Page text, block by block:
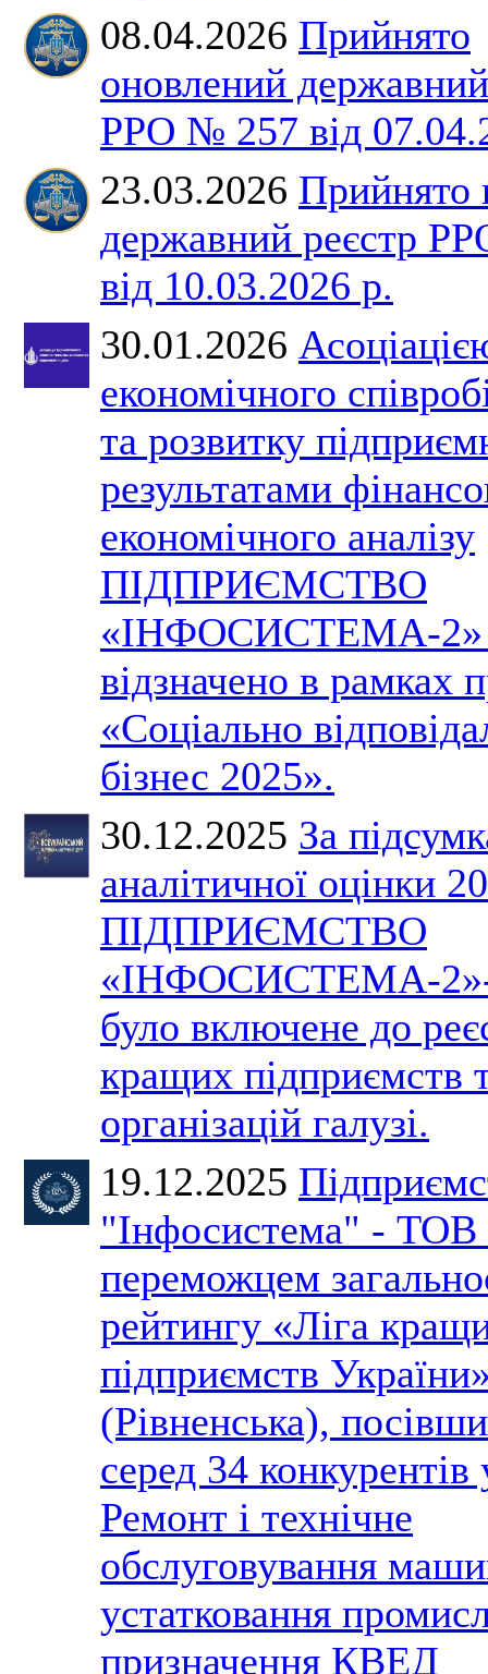
08.04.2026 Прийнято
оновлений
РРО № 257 від
23.03.2026 Прийнято
державний реєстр
від 10.03.2026 р.
30.01.2026
економічного
та розвитку
результатами
економічного аналізу
ПІДПРИЄМСТВО
«ІНФОСИСТЕМА-2»
відзначено в рамках
«Соціально
бізнес 2025».
30.12.2025 За
аналітичної оцінки
ПІДПРИЄМСТВО
«ІНФОСИСТЕМА-
було включене до
кращих підприємств
організацій галузі.
19.12.2025
"Інфосистема" - ТОВ
переможцем
рейтингу «Ліга
підприємств
(Рівненська),
серед 34 конкурентів
Ремонт і технічне
обслуговування
устатковання
призначення КВЕД